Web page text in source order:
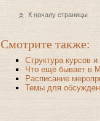
К началу страницы
Смотрите также:
Структура курсов и
Что ещё бывает в
Расписание
Темы для